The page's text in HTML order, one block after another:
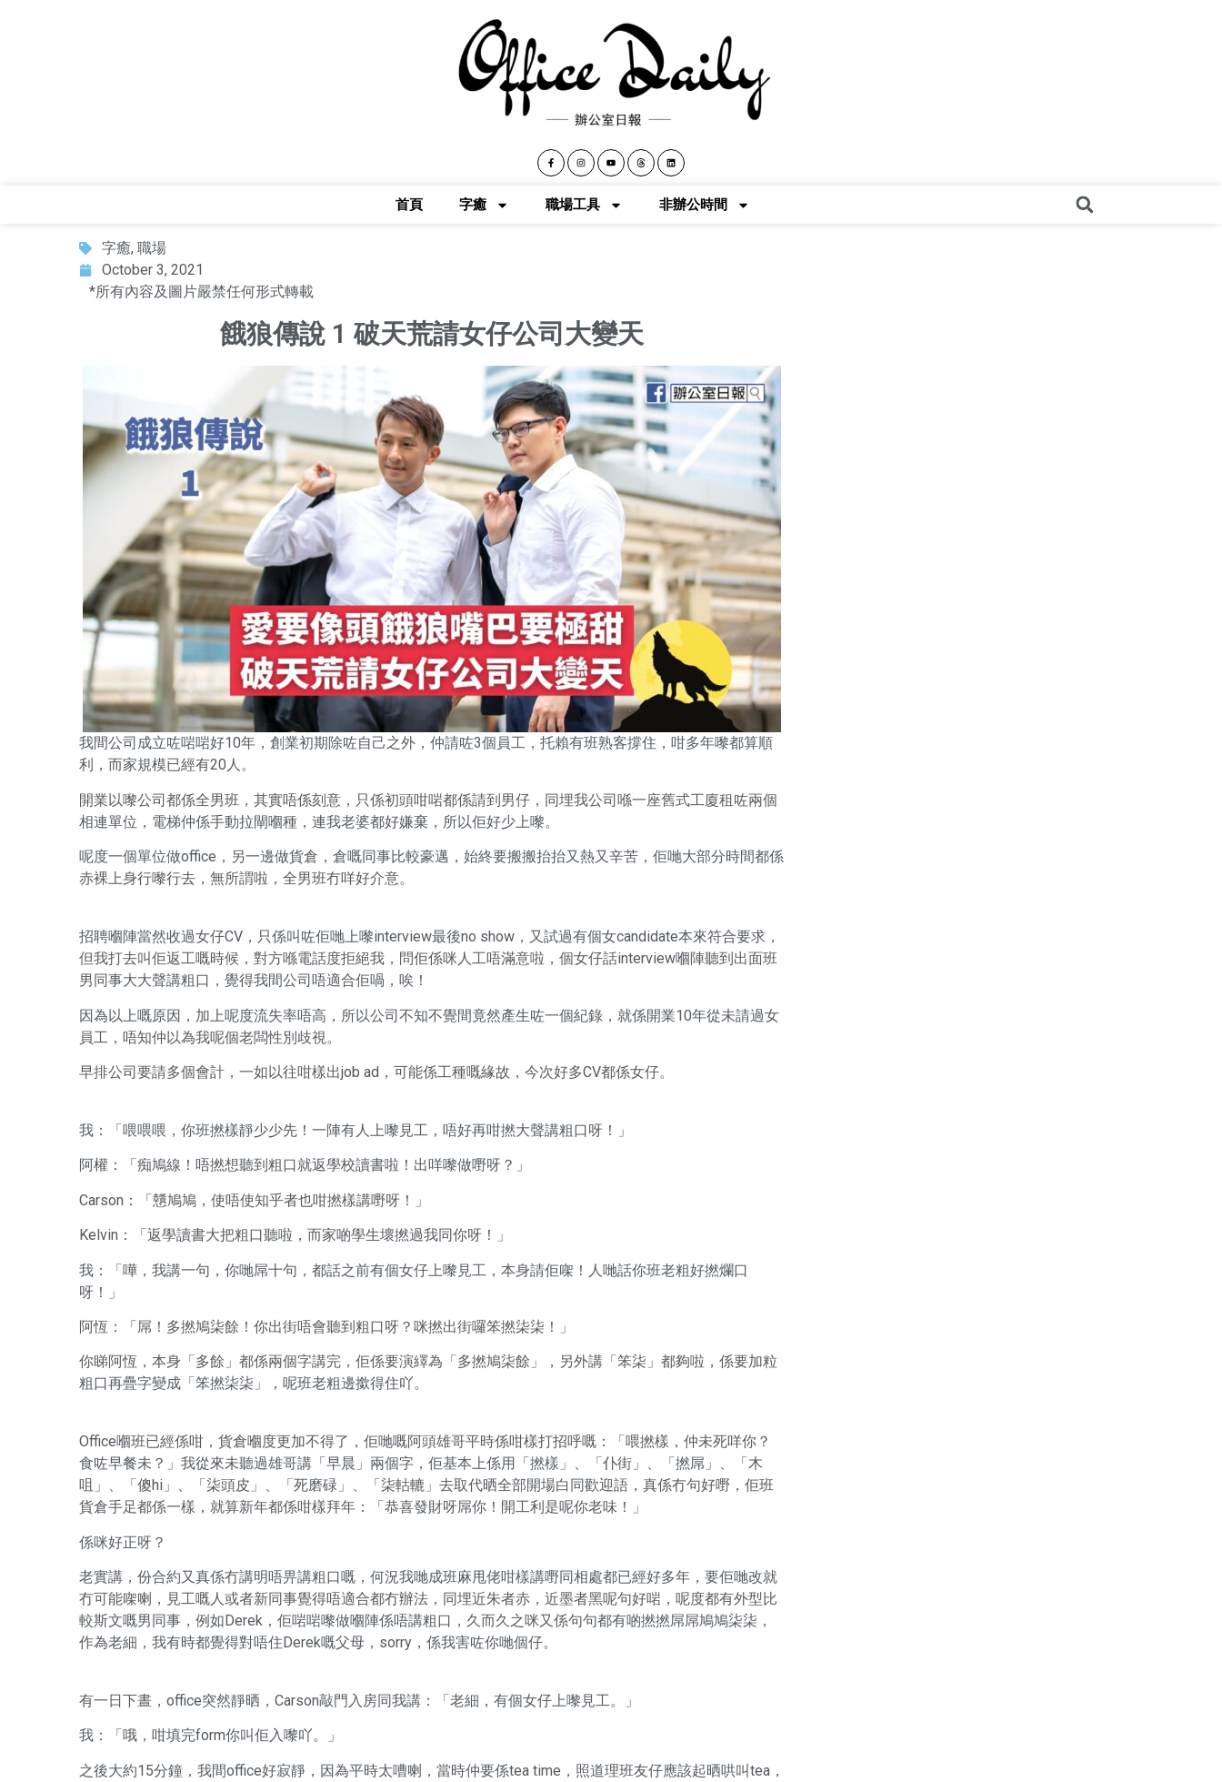
首頁 字癒 職場工具 非辦公時間
字癒, 職場
October 3, 2021
*所有內容及圖片嚴禁任何形式轉載
餓狼傳說 1 破天荒請女仔公司大變天
我間公司成立咗啱啱好10年，創業初期除咗自己之外，仲請咗3個員工，托賴有班熟客撐住，咁多年嚟都算順
利，而家規模已經有20人。
開業以嚟公司都係全男班，其實唔係刻意，只係初頭咁啱都係請到男仔，同埋我公司喺一座舊式工廈租咗兩個
相連單位，電梯仲係手動拉閘嗰種，連我老婆都好嫌棄，所以佢好少上嚟。
呢度一個單位做office，另一邊做貨倉，倉嘅同事比較豪邁，始終要搬搬抬抬又熱又辛苦，佢哋大部分時間都係
赤裸上身行嚟行去，無所謂啦，全男班冇咩好介意。
招聘嗰陣當然收過女仔CV，只係叫咗佢哋上嚟interview最後no show，又試過有個女candidate本來符合要求，
但我打去叫佢返工嘅時候，對方喺電話度拒絕我，問佢係咪人工唔滿意啦，個女仔話interview嗰陣聽到出面班
男同事大大聲講粗口，覺得我間公司唔適合佢喎，唉！
因為以上嘅原因，加上呢度流失率唔高，所以公司不知不覺間竟然產生咗一個紀錄，就係開業10年從未請過女
員工，唔知仲以為我呢個老闆性別歧視。
早排公司要請多個會計，一如以往咁樣出job ad，可能係工種嘅緣故，今次好多CV都係女仔。
我：「喂喂喂，你班撚樣靜少少先！一陣有人上嚟見工，唔好再咁撚大聲講粗口呀！」
阿權：「痴鳩線！唔撚想聽到粗口就返學校讀書啦！出咩嚟做嘢呀？」
Carson：「戇鳩鳩，使唔使知乎者也咁撚樣講嘢呀！」
Kelvin：「返學讀書大把粗口聽啦，而家啲學生壞撚過我同你呀！」
我：「嘩，我講一句，你哋屌十句，都話之前有個女仔上嚟見工，本身請佢㗎！人哋話你班老粗好撚爛口
呀！」
阿恆：「屌！多撚鳩柒餘！你出街唔會聽到粗口呀？咪撚出街囉笨撚柒柒！」
你睇阿恆，本身「多餘」都係兩個字講完，佢係要演繹為「多撚鳩柒餘」，另外講「笨柒」都夠啦，係要加粒
粗口再疊字變成「笨撚柒柒」，呢班老粗邊撳得住吖。
Office嗰班已經係咁，貨倉嗰度更加不得了，佢哋嘅阿頭雄哥平時係咁樣打招呼嘅：「喂撚樣，仲未死咩你？
食咗早餐未？」我從來未聽過雄哥講「早晨」兩個字，佢基本上係用「撚樣」、「仆街」、「撚屌」、「木
咀」、「傻hi」、「柒頭皮」、「死磨碌」、「柒軲轆」去取代晒全部開場白同歡迎語，真係冇句好嘢，佢班
貨倉手足都係一樣，就算新年都係咁樣拜年：「恭喜發財呀屌你！開工利是呢你老味！」
係咪好正呀？
老實講，份合約又真係冇講明唔畀講粗口嘅，何況我哋成班麻甩佬咁樣講嘢同相處都已經好多年，要佢哋改就
冇可能㗎喇，見工嘅人或者新同事覺得唔適合都冇辦法，同埋近朱者赤，近墨者黑呢句好啱，呢度都有外型比
較斯文嘅男同事，例如Derek，佢啱啱嚟做嗰陣係唔講粗口，久而久之咪又係句句都有啲撚撚屌屌鳩鳩柒柒，
作為老細，我有時都覺得對唔住Derek嘅父母，sorry，係我害咗你哋個仔。
有一日下晝，office突然靜晒，Carson敲門入房同我講：「老細，有個女仔上嚟見工。」
我：「哦，咁填完form你叫佢入嚟吖。」
之後大約15分鐘，我間office好寂靜，因為平時太嘈喇，當時仲要係tea time，照道理班友仔應該起晒哄叫tea，